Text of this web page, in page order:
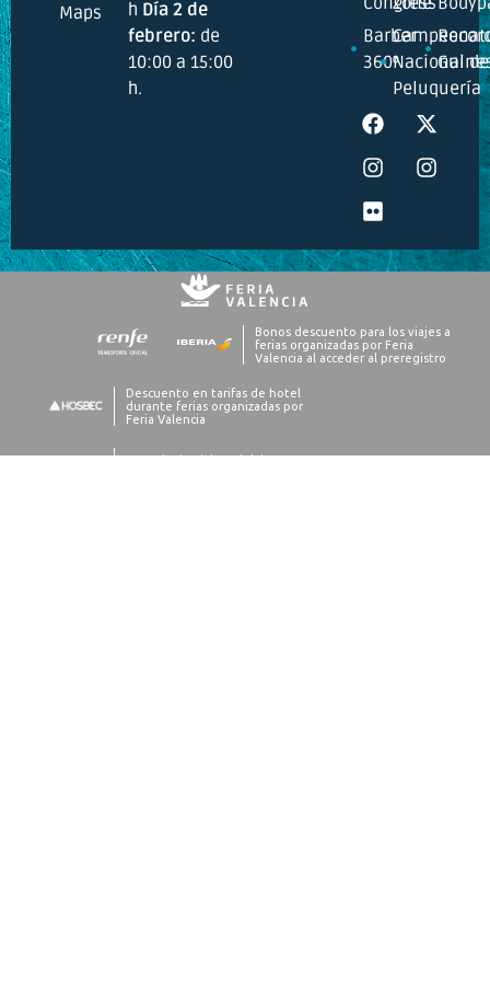
Maps
h Día 2 de
febrero: de
10:00 a 15:00
h.
Barber
360ºNacional de
Peluquería